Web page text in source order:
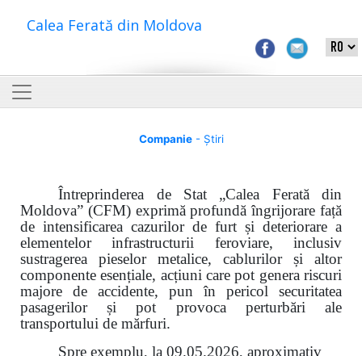
Calea Ferată din Moldova
Companie- Știri
Întreprinderea de Stat „Calea Ferată din
Moldova” (CFM) exprimă profundă îngrijorare față
de intensificarea cazurilor de furt și deteriorare a
elementelor infrastructurii feroviare, inclusiv
sustragerea pieselor metalice, cablurilor și altor
componente esențiale, acțiuni care pot genera riscuri
majore de accidente, pun în pericol securitatea
pasagerilor și pot provoca perturbări ale
transportului de mărfuri.
Spre exemplu, la 09.05.2026, aproximativ